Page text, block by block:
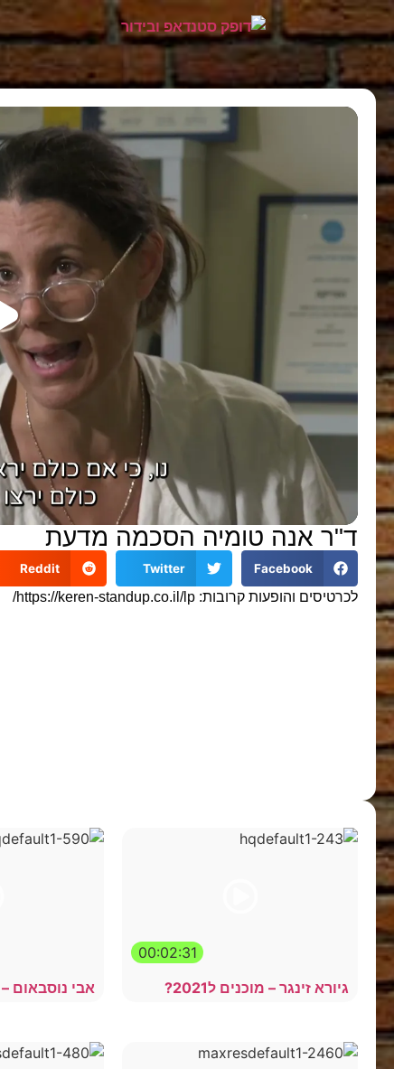
ד"ר אנה טומיה הסכמה מדעת
Facebook
Twitter
Reddit
לכרטיסים והופעות קרובות: https://keren-standup.co.il/lp/
00:02:31
גיורא זינגר – מוכנים ל2021?
אבי נוסבאום